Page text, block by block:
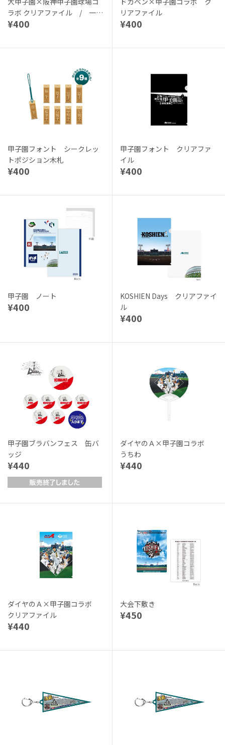
ラボ クリアファイル / 一球
さん
¥400
リアファイル
¥400
甲子園フォント シークレッ
トポジション木札
¥400
甲子園フォント クリアファ
イル
¥400
甲子園 ノート
¥400
KOSHIEN Days クリアファイ
ル
¥400
甲子園ブラバンフェス 缶バ
ッジ
¥440
ダイヤのＡ×甲子園コラボ
うちわ
¥440
ダイヤのＡ×甲子園コラボ
クリアファイル
¥440
大会下敷き
¥450